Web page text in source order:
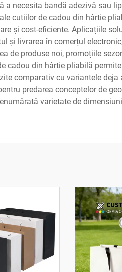
a necesita bandă adezivă sau
cutiilor de cadou din hârtie
și cost-eficiente. Aplicațiile
și livrarea în comerțul
de produse noi, promoțiile
cadou din hârtie pliabilă
comparativ cu variantele
predarea conceptelor de
varietate de